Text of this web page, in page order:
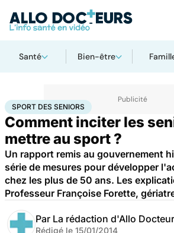
Santé Bien-être
AccueilBien-êtreSport santé Sport des seniors
SPORT DES SENIORS
Comment inciter les
mettre au sport ?
Un rapport remis au gouvernement
série de mesures pour développer
chez les plus de 50 ans. Les
Professeur Françoise Forette,
Par La rédaction d'Allo
Rédigé le 15/01/2014